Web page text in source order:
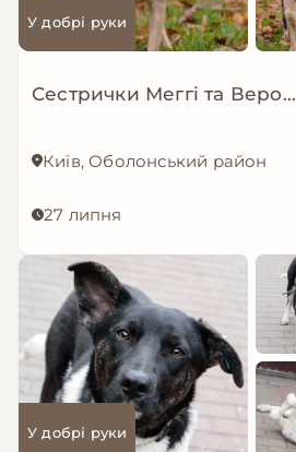
У добрі руки
Сестрички Меггі та Верона мріють про родину!
Київ, Оболонський район
27 липня
У добрі руки